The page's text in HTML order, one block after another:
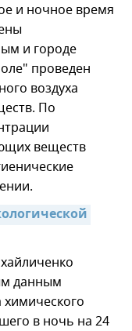
и ночное время
и городе
проведен
воздуха
По
веществ
данным
в ночь на 24